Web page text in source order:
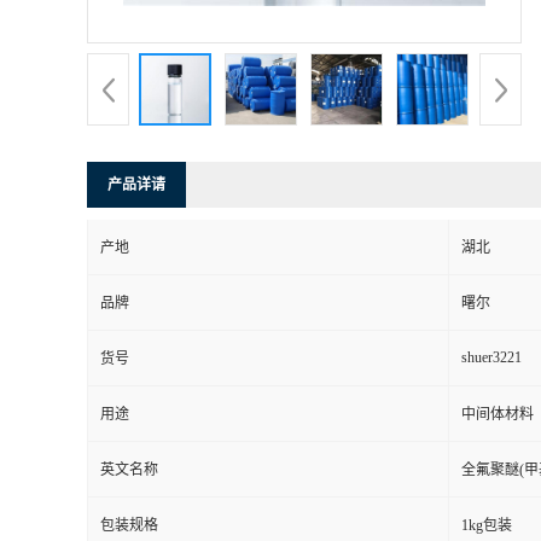
产品详请
产地 湖北
品牌 曙尔
货号 shuer3221
用途 中间体材料
英文名称 全氟聚醚(
包装规格 1kg包装